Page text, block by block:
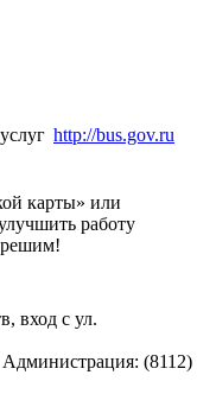
http://bus.gov.ru
карты» или
работу
вход с ул.
Администрация: (8112)